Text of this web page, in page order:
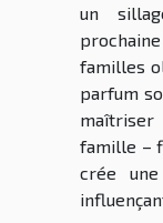
un
familles
parfum
maîtriser
famille –
crée